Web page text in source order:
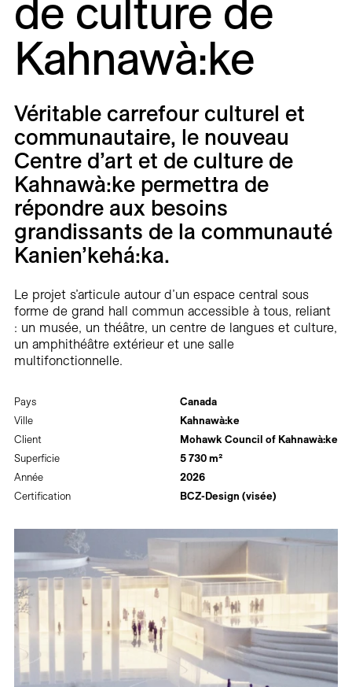
Carrières
Contact
de culture de
Kahnawà:ke
Pays
Canada
Ville
Kahnawà:ke
Client
Mohawk Council of Kahnawà:ke
Superficie
5 730 m²
Année
2026
Certification
BCZ-Design (visée)
Véritable carrefour culturel et
communautaire, le nouveau
Centre d’art et de culture de
Kahnawà:ke permettra de
répondre aux besoins
grandissants de la communauté
Kanien’kehá:ka.
Le projet s’articule autour d’un espace central sous
forme de grand hall commun accessible à tous, reliant
: un musée, un théâtre, un centre de langues et culture,
un amphithéâtre extérieur et une salle
multifonctionnelle.